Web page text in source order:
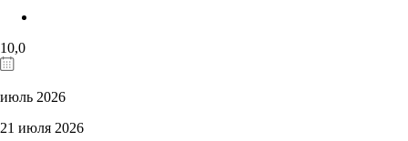
10,0
июль 2026
21 июля 2026